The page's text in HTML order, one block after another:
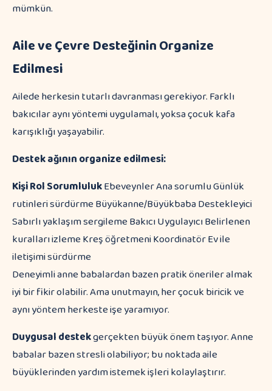
mümkün.
Aile ve Çevre Desteğinin Organize
Edilmesi
Ailede herkesin tutarlı davranması gerekiyor. Farklı
bakıcılar aynı yöntemi uygulamalı, yoksa çocuk kafa
karışıklığı yaşayabilir.
Destek ağının organize edilmesi:
KişiRolSorumlulukEbeveynler Ana sorumlu Günlük
rutinleri sürdürme Büyükanne/Büyükbaba Destekleyici
Sabırlı yaklaşım sergileme Bakıcı Uygulayıcı Belirlenen
kuralları izleme Kreş öğretmeni Koordinatör Ev ile
iletişimi sürdürme
Deneyimli anne babalardan bazen pratik öneriler almak
iyi bir fikir olabilir. Ama unutmayın, her çocuk biricik ve
aynı yöntem herkeste işe yaramıyor.
Duygusal destekgerçekten büyük önem taşıyor. Anne
babalar bazen stresli olabiliyor; bu noktada aile
büyüklerinden yardım istemek işleri kolaylaştırır.